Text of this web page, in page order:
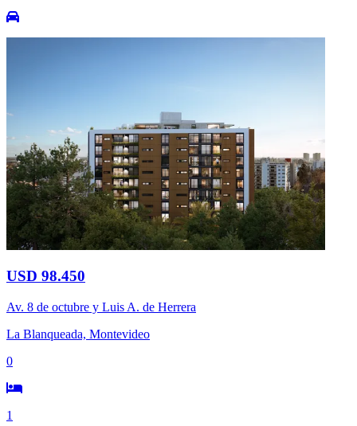
USD 98.450
Av. 8 de octubre y Luis A. de Herrera
La Blanqueada, Montevideo
0
1